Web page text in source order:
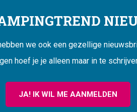
we ook een gezellige
hoef je je alleen maar in te
JA! IK WIL ME AANMELDEN